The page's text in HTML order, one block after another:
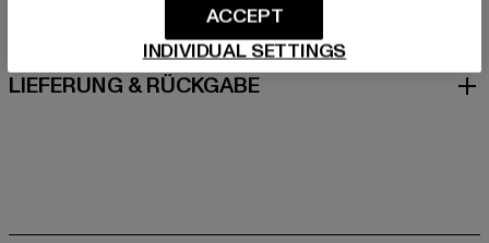
PFLEGEHINWEISE
LIEFERUNG & RÜCKGABE
INDIVIDUAL SETTINGS
ACCEPT